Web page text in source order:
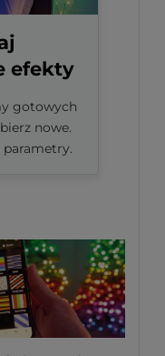
efekty
gotowych
nowe.
parametry.